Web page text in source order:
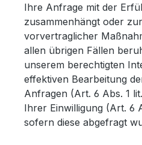
Ihre Anfrage mit der
zusammenhängt oder
vorvertraglicher
allen übrigen Fällen
unserem berechtigten
effektiven Bearbeitung
Anfragen (Art. 6 Abs. 1
Ihrer Einwilligung (Art. 6
sofern diese abgefragt